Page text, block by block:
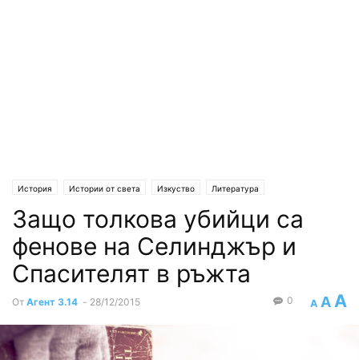
История Истории от света Изкуство Литература
Полезно и приятно
Защо толкова убийци са
фенове на Селинджър и
Спасителят в ръжта
От Агент 3.14 - 28/12/2015 A A A
0